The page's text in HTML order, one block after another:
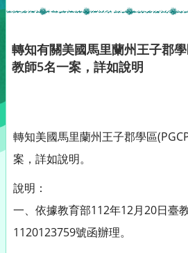
轉知有關美國馬里蘭州王子郡
教師5名一案，詳如說明
轉知美國馬里蘭州王子郡學區
案，詳如說明。
說明：
一、依據教育部112年12月20日臺
1120123759號函辦理。